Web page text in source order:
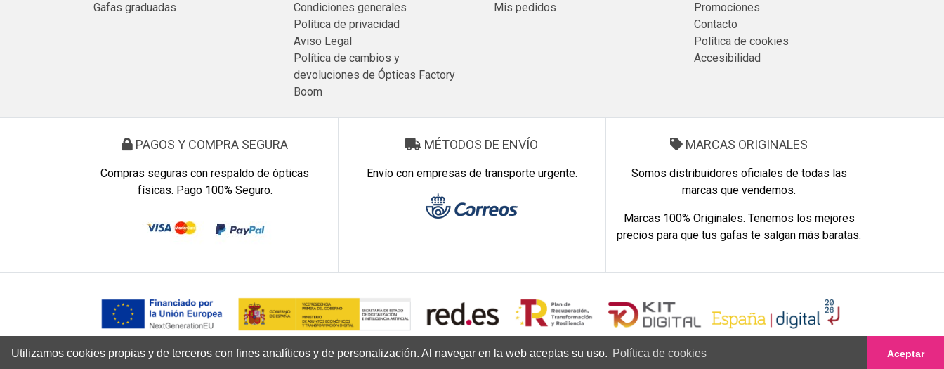
Utilizamos cookies propias y de terceros con fines analíticos y de personalización. Al navegar en la web aceptas su uso. Política de cookies Aceptar
Gafas graduadas
Condiciones generales
Política de privacidad
Aviso Legal
Política de cambios y
devoluciones de Ópticas Factory
Boom
Mis pedidos
Promociones
Contacto
Política de cookies
Accesibilidad
PAGOS Y COMPRA SEGURA
Compras seguras con respaldo de ópticas
físicas. Pago 100% Seguro.
MÉTODOS DE ENVÍO
Envío con empresas de transporte urgente.
MARCAS ORIGINALES
Somos distribuidores oficiales de todas las
marcas que vendemos.
Marcas 100% Originales. Tenemos los mejores
precios para que tus gafas te salgan más baratas.
Copyright © 2026